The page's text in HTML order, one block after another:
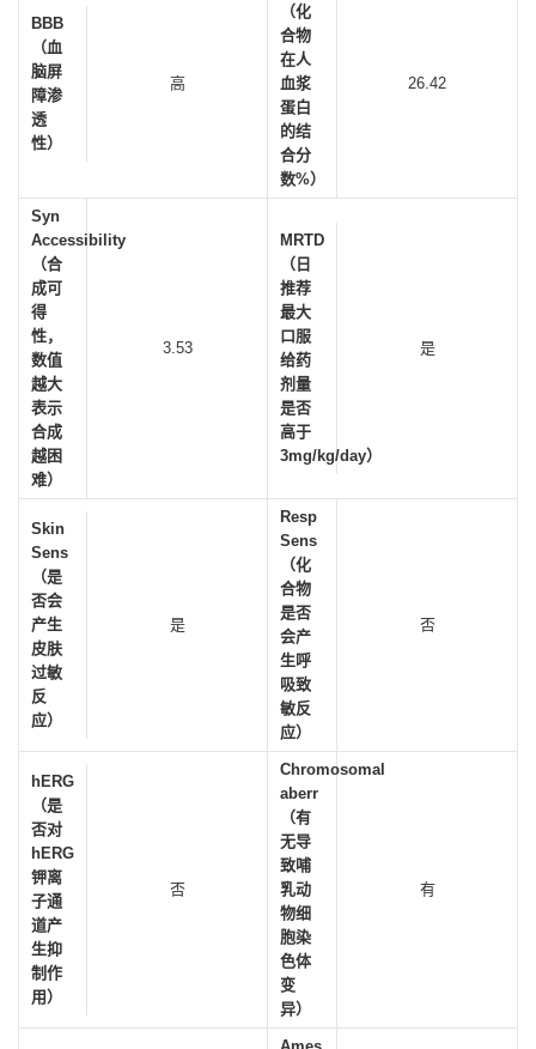
BBB
（血
脑屏
障渗
透
性）
高
（化
合物
在人
血浆
蛋白
的结
合分
数%）
26.42
Syn
Accessibility
（合
成可
得
性，
数值
越大
表示
合成
越困
难）
3.53
MRTD
（日
推荐
最大
口服
给药
剂量
是否
高于
3mg/kg/day）
是
Skin
Sens
（是
否会
产生
皮肤
过敏
反
应）
是
Resp
Sens
（化
合物
是否
会产
生呼
吸致
敏反
应）
否
hERG
（是
否对
hERG
钾离
子通
道产
生抑
制作
用）
否
Chromosomal
aberr
（有
无导
致哺
乳动
物细
胞染
色体
变
异）
有